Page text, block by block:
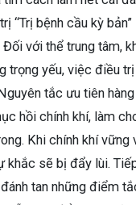
“Trị bệnh cầu kỳ
với thể trung tâm,
trọng yếu, việc điều
tắc ưu tiên
hồi chính khí, làm
Khi chính khí vững
khắc sẽ bị đẩy lùi.
tan những điểm